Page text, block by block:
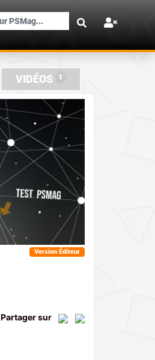
×
VIDÉOS 1
Version Éditeur
Partager sur